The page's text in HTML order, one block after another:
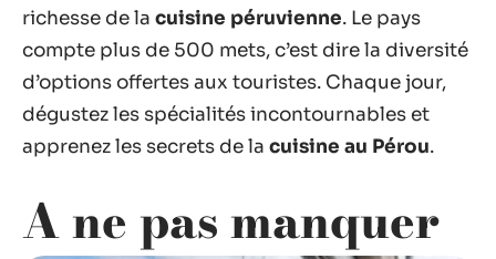
richesse de la cuisine péruvienne. Le pays
compte plus de 500 mets, c’est dire la diversité
d’options offertes aux touristes. Chaque jour,
dégustez les spécialités incontournables et
apprenez les secrets de la cuisine au Pérou.
A ne pas manquer